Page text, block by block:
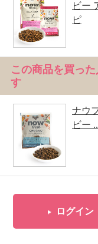
ビー
ピ
この商品を買っ
す
ナウ
ビー
ログイン